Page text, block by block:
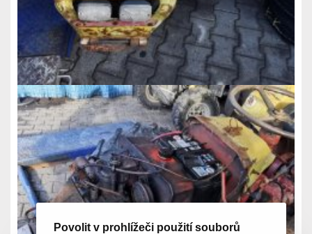
Povolit v prohlížeči použití souborů